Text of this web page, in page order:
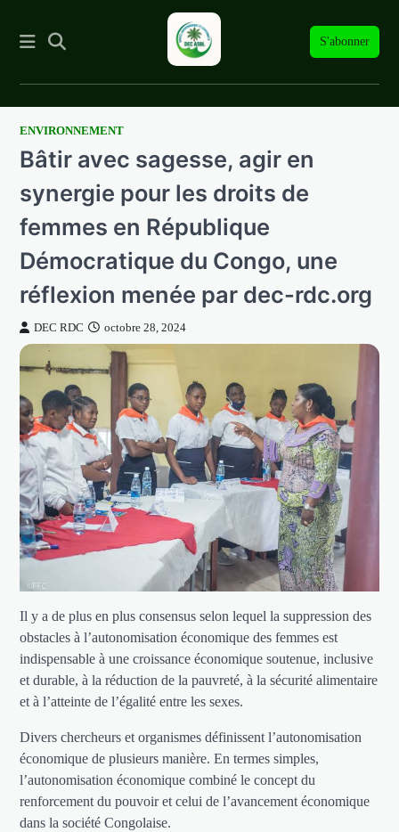
S'abonner
SkipENVIRONNEMENT
Bâtir avec sagesse, agir en
synergie pour les droits de
femmes en République
Démocratique du Congo, une
réflexion menée par dec-rdc.org
DEC RDC octobre 28, 2024
Il y a de plus en plus consensus selon lequel la suppression des
obstacles à l’autonomisation économique des femmes est
indispensable à une croissance économique soutenue, inclusive
et durable, à la réduction de la pauvreté, à la sécurité alimentaire
et à l’atteinte de l’égalité entre les sexes.
Divers chercheurs et organismes définissent l’autonomisation
économique de plusieurs manière. En termes simples,
l’autonomisation économique combiné le concept du
renforcement du pouvoir et celui de l’avancement économique
dans la société Congolaise.